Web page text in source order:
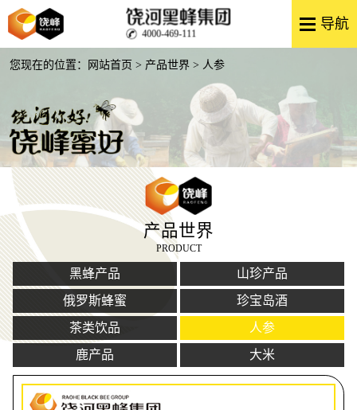
4000-469-111
您现在的位置： 网站首页 > 产品世界> 人参
产品世界
PRODUCT
黑蜂产品
山珍产品
俄罗斯蜂蜜
珍宝岛酒
茶类饮品
人参
鹿产品
大米